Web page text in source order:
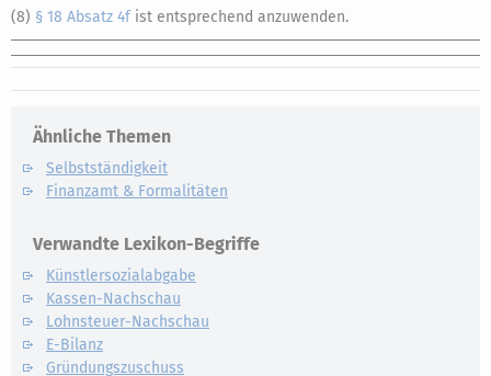
(8) § 18 Absatz 4fist entsprechend anzuwenden.
Ähnliche Themen
Selbstständigkeit
Finanzamt & Formalitäten
Verwandte Lexikon-Begriffe
Künstlersozialabgabe
Kassen-Nachschau
Lohnsteuer-Nachschau
E-Bilanz
Gründungszuschuss